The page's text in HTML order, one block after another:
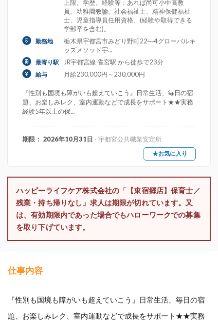
上限。学歴。経験等：あれば尚可小中高教
員、幼稚園教諭、社会福祉士、精神保健福祉
士、児童指導員任用資格、(経験や取得できる
学部卒を含む)。
勤務地
栃木県宇都宮市みどり野町22―4グローバルキ
ッズメソッド宇...
最寄り駅 JR宇都宮線 雀宮駅 から徒歩で23分
給与 月給230,000円～230,000円
『性別も国境も障がいも超えていこう』日常生活、毎日の宿
題、お楽しみレク、室内運動などで成長をサポート★★実務
経験5年以上の保...
期限： 2026年10月31日 - 宇都宮公共職業安定所
★お気に入り
ハッピーライフケア株式会社の「【東宿郷店】保育士／
残業・持ち帰りなし」求人は期限が切れています。又
は、有効期限内であった場合でもハローワークでの募集
を取り下げています。
仕事内容
『性別も国境も障がいも超えていこう』日常生活、毎日の宿
題、お楽しみレク、室内運動などで成長をサポート★★実務